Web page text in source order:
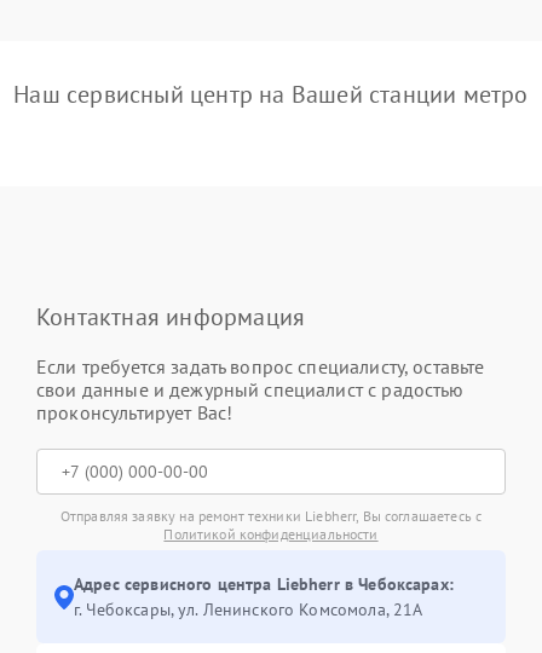
Наш сервисный центр на Вашей станции метро
Контактная информация
Если требуется задать вопрос специалисту, оставьте
свои данные и дежурный специалист с радостью
проконсультирует Вас!
Отправляя заявку на ремонт техники Liebherr, Вы соглашаетесь с
Политикой конфиденциальности
Адрес сервисного центра Liebherr в Чебоксарах:
г. Чебоксары, ул. Ленинского Комсомола, 21А